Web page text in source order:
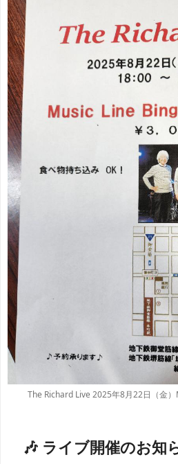
The Richard Live 2025年8月22日（金
🎶 ライブ開催のお知